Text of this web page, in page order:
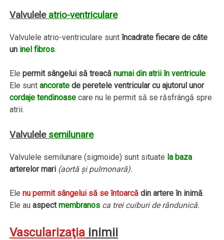
Valvulele atrio-ventriculare
Valvulele atrio-ventriculare suntîncadrate fiecare de câte
un inel fibros.
Elepermit sângelui să treacănumai din atrii în ventricule.
Ele suntancorate de peretele ventricular cu ajutorul unor
cordaje tendinoase care nu le permit să se răsfrângă spre
atrii.
Valvulele semilunare
Valvulele semilunare (sigmoide) sunt situate la baza
arterelor mari (aortă şi pulmonară).
Elenu permit sângelui să se întoarcă din artere în inimă.
Ele auaspectmembranos ca trei cuiburi de rândunică.
Vascularizaţia inimii